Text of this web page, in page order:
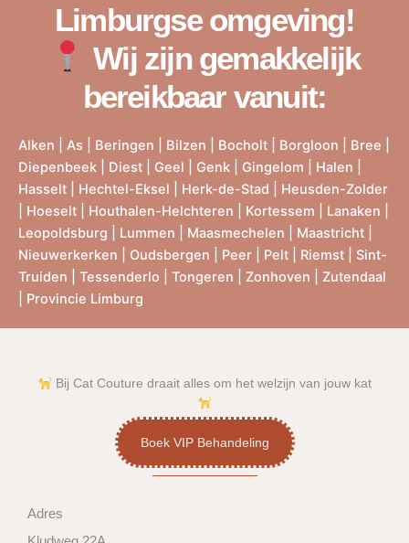
Limburgse omgeving!
Wij zijn gemakkelijk
bereikbaar vanuit:
Alken As Beringen Bilzen Bocholt Borgloon Bree
Diepenbeek
Diest Geel Genk Gingelom Halen
Hasselt
Hechtel-Eksel Herk-de-Stad
Heusden-Zolder
Hoeselt Houthalen-Helchteren Kortessem Lanaken
Leopoldsburg
Lummen Maasmechelen Maastricht
Nieuwerkerken
Oudsbergen Peer Pelt Riemst
Sint-
Truiden
Tessenderlo Tongeren Zonhoven
Zutendaal
Provincie Limburg
Bij Cat Couture draait alles om het welzijn van jouw kat
Boek VIP Behandeling
Adres